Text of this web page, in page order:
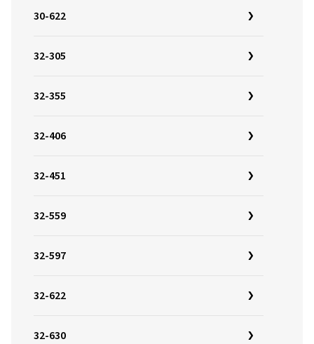
30-622
32-305
32-355
32-406
32-451
32-559
32-597
32-622
32-630